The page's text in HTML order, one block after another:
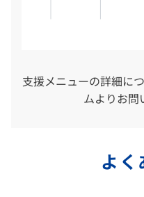
支援メニューの詳細に
ムよりお問
よく